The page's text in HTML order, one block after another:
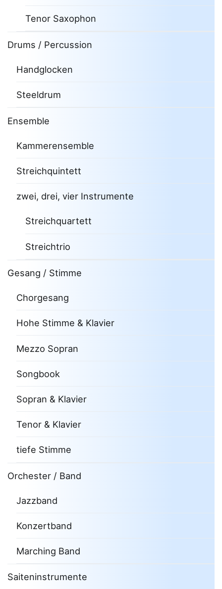
Tenor Saxophon
Drums / Percussion
Handglocken
Steeldrum
Ensemble
Kammerensemble
Streichquintett
zwei, drei, vier Instrumente
Streichquartett
Streichtrio
Gesang / Stimme
Chorgesang
Hohe Stimme & Klavier
Mezzo Sopran
Songbook
Sopran & Klavier
Tenor & Klavier
tiefe Stimme
Orchester / Band
Jazzband
Konzertband
Marching Band
Saiteninstrumente